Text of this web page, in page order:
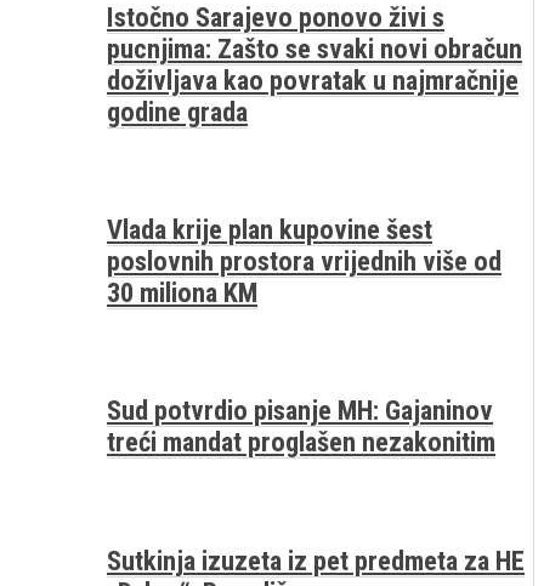
Istočno Sarajevo ponovo živi s
pucnjima: Zašto se svaki novi obračun
doživljava kao povratak u najmračnije
godine grada
Vlada krije plan kupovine šest
poslovnih prostora vrijednih više od
30 miliona KM
Sud potvrdio pisanje MH: Gajaninov
treći mandat proglašen nezakonitim
Sutkinja izuzeta iz pet predmeta za HE